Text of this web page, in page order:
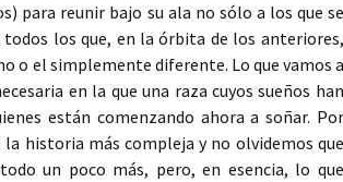
para reunir bajo su ala no sólo a los que se
los que, en la órbita de los anteriores,
o el simplemente diferente. Lo que vamos a
en la que una raza cuyos sueños han
están comenzando ahora a soñar. Por
historia más compleja y no olvidemos que
un poco más, pero, en esencia, lo que